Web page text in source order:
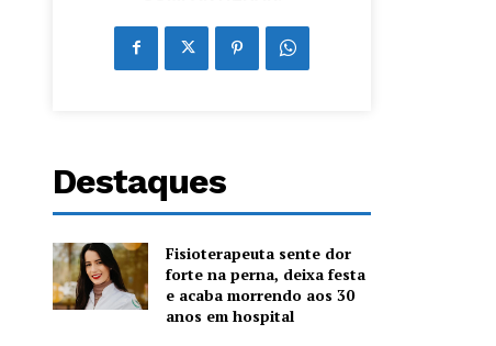
Destaques
Fisioterapeuta sente dor
forte na perna, deixa festa
e acaba morrendo aos 30
anos em hospital